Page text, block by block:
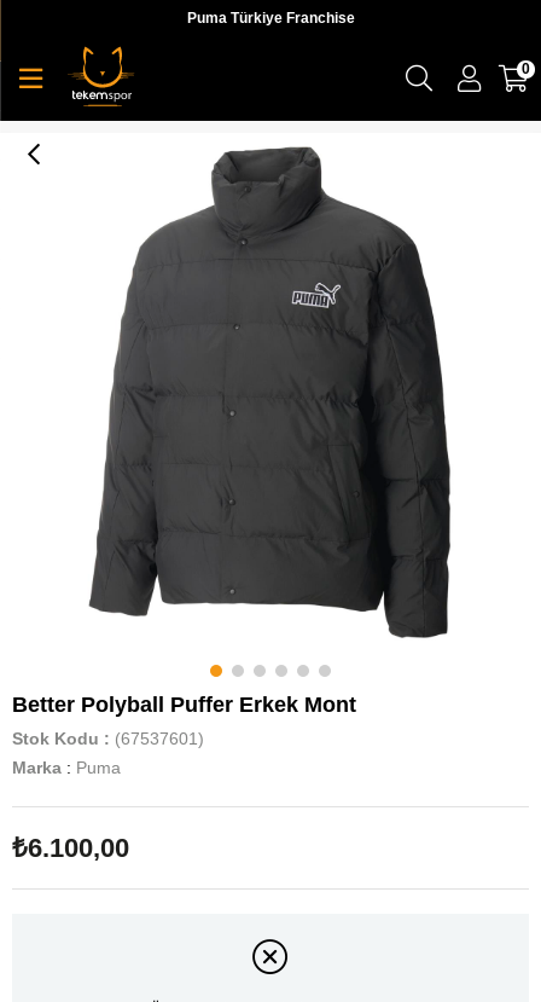
Puma Türkiye Franchise
0
Better Polyball Puffer Erkek Mont
Stok Kodu
(67537601)
Marka : Puma
₺6.100,00